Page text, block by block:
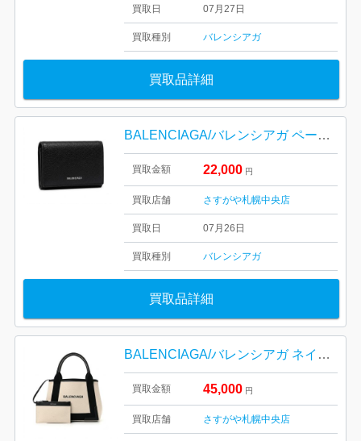
買取日 07月27日
買取種別 バレンシアガ
買取品詳細
BALENCIAGA/バレンシアガ ペーパー ミニ ウォレット
買取金額 22,000 円
買取店舗 さすがや札幌中央店
買取日 07月26日
買取種別 バレンシアガ
買取品詳細
BALENCIAGA/バレンシアガ ネイビー カバス S
買取金額 45,000 円
買取店舗 さすがや札幌中央店